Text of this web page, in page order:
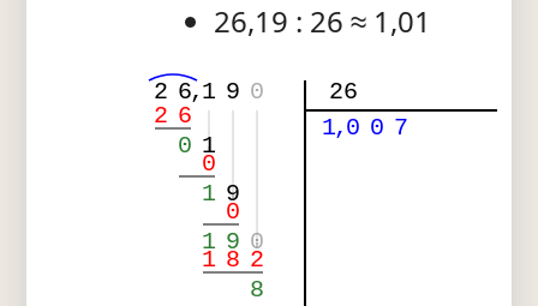
26,19 : 26 ≈ 1,01
2 6 1 9
, 0
26
1,0 0 7
6
2
0 1
0
1 9
0
9
1 0
2
8
1
8